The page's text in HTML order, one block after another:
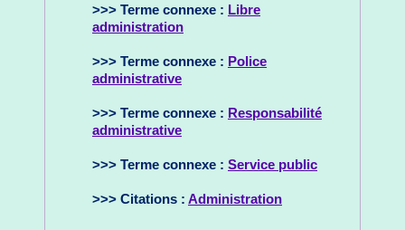
>>> Terme connexe : Libre
administration
>>> Terme connexe : Police
administrative
>>> Terme connexe : Responsabilité
administrative
>>> Terme connexe : Service public
>>> Citations : Administration